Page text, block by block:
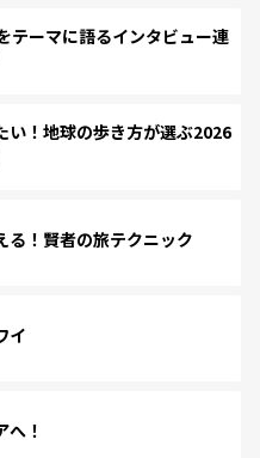
テーマに語るインタビュー連
い！地球の歩き方が選ぶ2026
る！賢者の旅テクニック
イ
へ！